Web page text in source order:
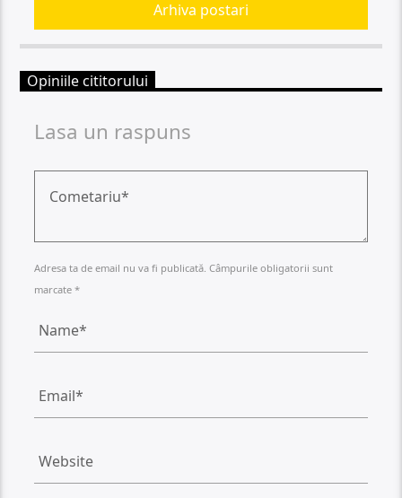
Arhiva postari
Opiniile cititorului
Lasa un raspuns
Adresa ta de email nu va fi publicată. Câmpurile obligatorii sunt
marcate *